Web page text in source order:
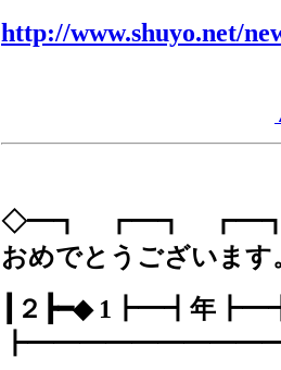
http://www.shuyo.net/
◇━┓ ┏━┓ ┏━┓
おめでとうございま
┃２┣━◆1 ┣━┫年